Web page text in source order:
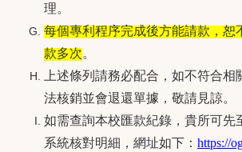
理。
每個專利程序完成後方能請款，恕
款多次。
上述條列請務必配合，如不符合
法核銷並會退還單據，敬請見諒。
如需查詢本校匯款紀錄，貴所可先
系統核對明細，網址如下： https://